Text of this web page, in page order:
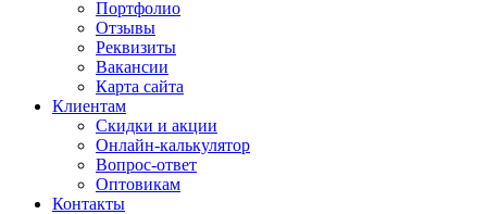
Портфолио
Отзывы
Реквизиты
Вакансии
Карта сайта
Клиентам
Скидки и акции
Онлайн-калькулятор
Вопрос-ответ
Оптовикам
Контакты